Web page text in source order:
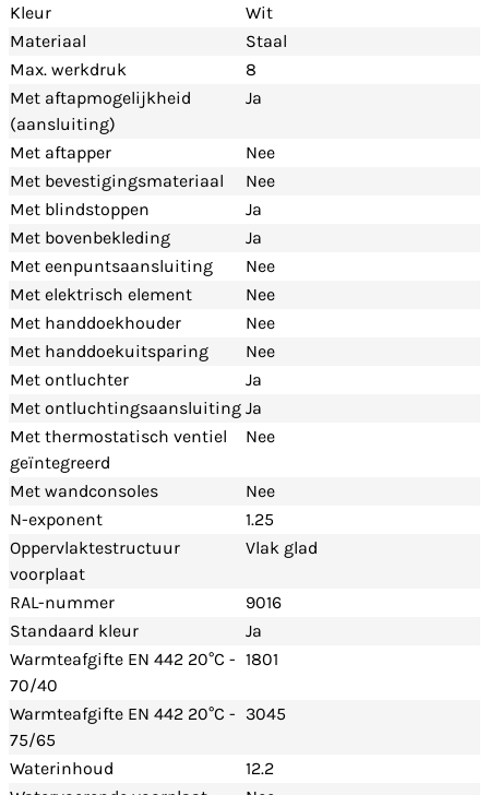
Kleur
Wit
Materiaal
Staal
Max. werkdruk
8
Met aftapmogelijkheid
(aansluiting)
Ja
Met aftapper
Nee
Met bevestigingsmateriaal
Nee
Met blindstoppen
Ja
Met bovenbekleding
Ja
Met eenpuntsaansluiting
Nee
Met elektrisch element
Nee
Met handdoekhouder
Nee
Met handdoekuitsparing
Nee
Met ontluchter
Ja
Met ontluchtingsaansluiting Ja
Met thermostatisch ventiel
geïntegreerd
Nee
Met wandconsoles
Nee
N-exponent
1.25
Oppervlaktestructuur
voorplaat
Vlak glad
RAL-nummer
9016
Standaard kleur
Ja
Warmteafgifte EN 442 20°C -
70/40
1801
Warmteafgifte EN 442 20°C -
75/65
3045
Waterinhoud
12.2